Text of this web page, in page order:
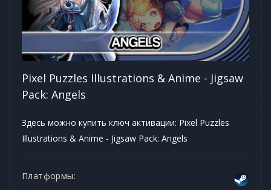
Pixel Puzzles Illustrations & Anime - Jigsaw
Pack: Angels
Здесь можно купить ключ активации: Pixel Puzzles
Illustrations & Anime - Jigsaw Pack: Angels
Платформы: